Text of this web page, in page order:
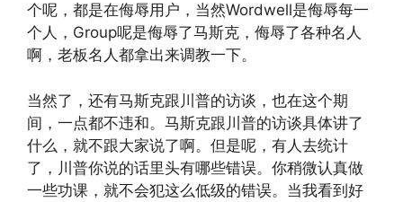
个呢，都是在侮辱用户，当然Wordwell是侮辱每一
个人，Group呢是侮辱了马斯克，侮辱了各种名人
啊，老板名人都拿出来调教一下。
当然了，还有马斯克跟川普的访谈，也在这个期
间，一点都不违和。马斯克跟川普的访谈具体讲了
什么，就不跟大家说了啊。但是呢，有人去统计
了，川普你说的话里头有哪些错误。你稍微认真做
一些功课，就不会犯这么低级的错误。当我看到好